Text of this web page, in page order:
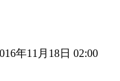
年11月18日 02:00